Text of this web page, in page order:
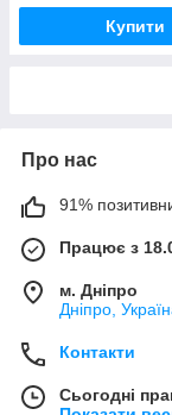
Купити
Про нас
91%
Працює з
м. Дніпро
Дніпро,
Контакти
Сьогодні